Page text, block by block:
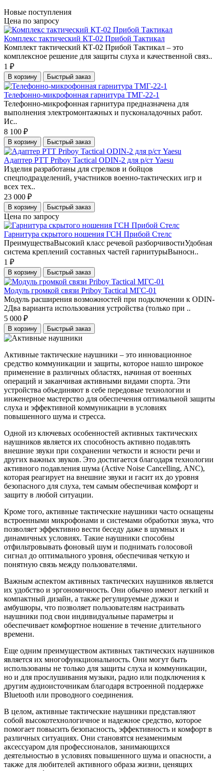
Новые поступления
Цена по запросу
Комплекс тактический КТ-02 Прибой Тактикал
Комплект тактический КТ-02 Прибой Тактикал – это
комплексное решение для защиты слуха и качественной связ..
1 ₽
В корзину Быстрый заказ
Телефонно-микрофонная гарнитура ТМГ-22-1
Телефонно-микрофонная гарнитура предназначена для
выполнения электромонтажных и пусконаладочных работ.
Ис..
8 100 ₽
В корзину Быстрый заказ
Адаптер PTT Priboy Tactical ODIN-2 для р/ст Yaesu
Изделия разработаны для стрелков и бойцов
спецподразделений, участников военно-тактических игр и
всех тех..
23 000 ₽
В корзину Быстрый заказ
Цена по запросу
Гарнитура скрытого ношения ГСН Прибой Стелс
ПреимуществаВысокий класс речевой разборчивостиУдобная
система креплений составных частей гарнитурыВыносн..
1 ₽
В корзину Быстрый заказ
Модуль громкой связи Priboy Tactical МГС-01
Модуль расширения возможностей при подключении к ODIN-
2Два варианта использования устройства (только при ..
5 000 ₽
В корзину Быстрый заказ
Активные тактические наушники – это инновационное
средство коммуникации и защиты, которое нашло широкое
применение в различных областях, начиная от военных
операций и заканчивая активными видами спорта. Эти
устройства объединяют в себе передовые технологии и
инженерное мастерство для обеспечения оптимальной защиты
слуха и эффективной коммуникации в условиях
повышенного шума и стресса.
Одной из ключевых особенностей активных тактических
наушников является их способность активно подавлять
внешние звуки при сохранении четкости и ясности речи и
других важных звуков. Это достигается благодаря технологии
активного подавления шума (Active Noise Cancelling, ANC),
которая реагирует на внешние звуки и гасит их до уровня
безопасного для слуха, тем самым обеспечивая комфорт и
защиту в любой ситуации.
Кроме того, активные тактические наушники часто оснащены
встроенными микрофонами и системами обработки звука, что
позволяет эффективно вести беседу даже в шумных и
динамичных условиях. Такие наушники способны
отфильтровывать фоновый шум и поднимать голосовой
сигнал до оптимального уровня, обеспечивая четкую и
понятную связь между пользователями.
Важным аспектом активных тактических наушников является
их удобство и эргономичность. Они обычно имеют легкий и
компактный дизайн, а также регулируемые дужки и
амбушюры, что позволяет пользователям настраивать
наушники под свои индивидуальные параметры и
обеспечивает комфортное ношение в течение длительного
времени.
Еще одним преимуществом активных тактических наушников
является их многофункциональность. Они могут быть
использованы не только для защиты слуха и коммуникации,
но и для прослушивания музыки, радио или подключения к
другим аудиоисточникам благодаря встроенной поддержке
Bluetooth или проводного соединения.
В целом, активные тактические наушники представляют
собой высокотехнологичное и надежное средство, которое
помогает повысить безопасность, эффективность и комфорт в
различных ситуациях. Они становятся незаменимым
аксессуаром для профессионалов, занимающихся
деятельностью в условиях повышенного шума и опасности, а
также для любителей активного образа жизни, ценящих